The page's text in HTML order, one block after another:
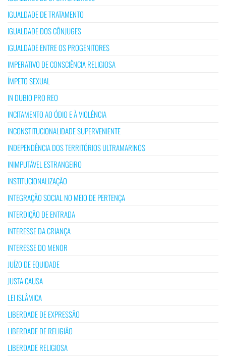
IGUALDADE DE TRATAMENTO
IGUALDADE DOS CÔNJUGES
IGUALDADE ENTRE OS PROGENITORES
IMPERATIVO DE CONSCIÊNCIA RELIGIOSA
ÍMPETO SEXUAL
IN DUBIO PRO REO
INCITAMENTO AO ÓDIO E À VIOLÊNCIA
INCONSTITUCIONALIDADE SUPERVENIENTE
INDEPENDÊNCIA DOS TERRITÓRIOS ULTRAMARINOS
INIMPUTÁVEL ESTRANGEIRO
INSTITUCIONALIZAÇÃO
INTEGRAÇÃO SOCIAL NO MEIO DE PERTENÇA
INTERDIÇÃO DE ENTRADA
INTERESSE DA CRIANÇA
INTERESSE DO MENOR
JUÍZO DE EQUIDADE
JUSTA CAUSA
LEI ISLÂMICA
LIBERDADE DE EXPRESSÃO
LIBERDADE DE RELIGIÃO
LIBERDADE RELIGIOSA